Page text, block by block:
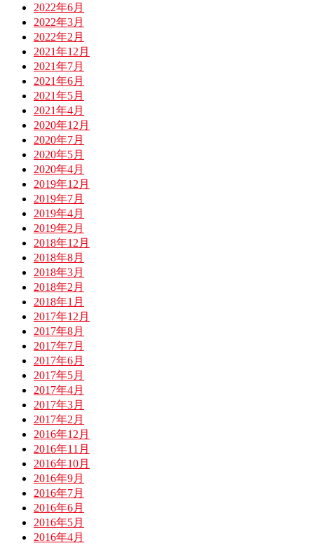
2022年6月
2022年3月
2022年2月
2021年12月
2021年7月
2021年6月
2021年5月
2021年4月
2020年12月
2020年7月
2020年5月
2020年4月
2019年12月
2019年7月
2019年4月
2019年2月
2018年12月
2018年8月
2018年3月
2018年2月
2018年1月
2017年12月
2017年8月
2017年7月
2017年6月
2017年5月
2017年4月
2017年3月
2017年2月
2016年12月
2016年11月
2016年10月
2016年9月
2016年7月
2016年6月
2016年5月
2016年4月